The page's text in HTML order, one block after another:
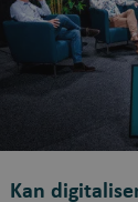
Kan